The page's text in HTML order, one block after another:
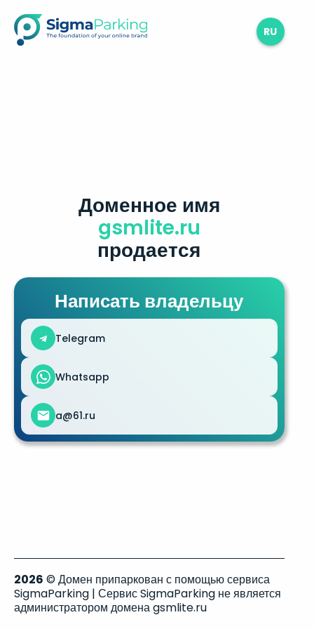
RU
Доменное имя
gsmlite.ru
продается
Написать владельцу
Telegram
Whatsapp
a@61.ru
2026 © Домен припаркован с помощью сервиса
SigmaParking | Сервис SigmaParking не является
администратором домена gsmlite.ru